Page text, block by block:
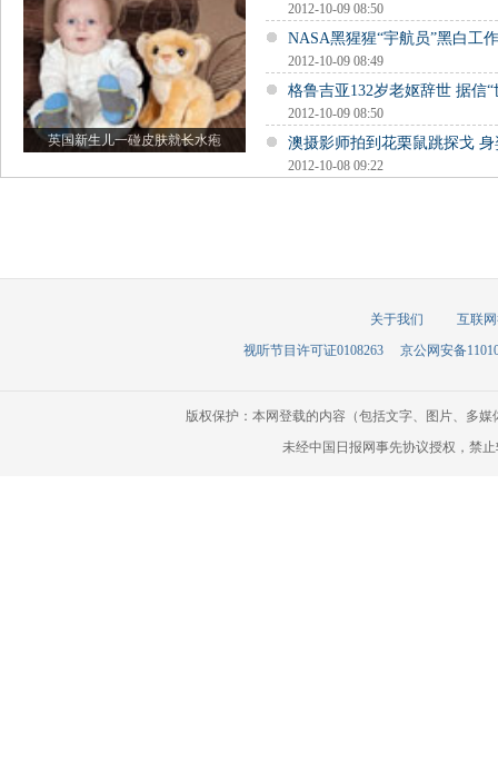
英国新生儿一碰皮肤就长水疱
2012-10-09 08:50
NASA黑猩猩“宇航员”黑白工
2012-10-09 08:49
格鲁吉亚132岁老妪辞世 据信“
2012-10-09 08:50
澳摄影师拍到花栗鼠跳探戈
2012-10-08 09:22
关于我们
互联
视听节目许可证0108263
京公网安备
版权保护：本网登载的内容（包括文字、图片、多
未经中国日报网事先协议授权，禁止